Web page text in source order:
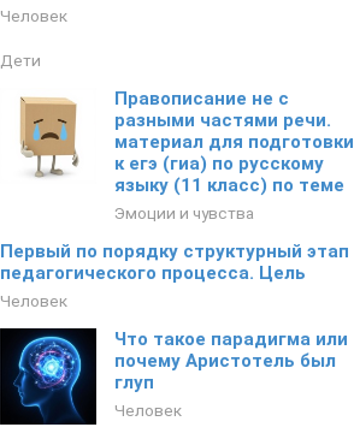
Человек
Дети
Правописание не с
разными частями речи.
материал для подготовки
к егэ (гиа) по русскому
языку (11 класс) по теме
Эмоции и чувства
Первый по порядку структурный этап
педагогического процесса. Цель
Человек
Что такое парадигма или
почему Аристотель был
глуп
Человек